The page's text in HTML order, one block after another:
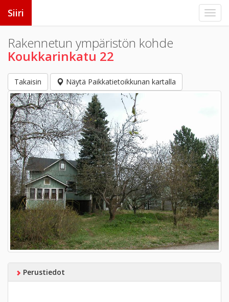
Siiri
Rakennetun ympäristön kohde
Koukkarinkatu 22
Takaisin Näytä Paikkatietoikkunan kartalla
Perustiedot